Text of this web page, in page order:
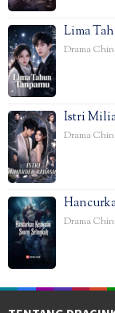
Lima
Drama
Istri
Drama
Drama